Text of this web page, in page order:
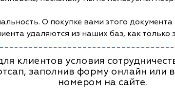
О покупке вами этого
удаляются из наших баз, как только
клиентов условия
заполнив форму онлайн или
номером на сайте.